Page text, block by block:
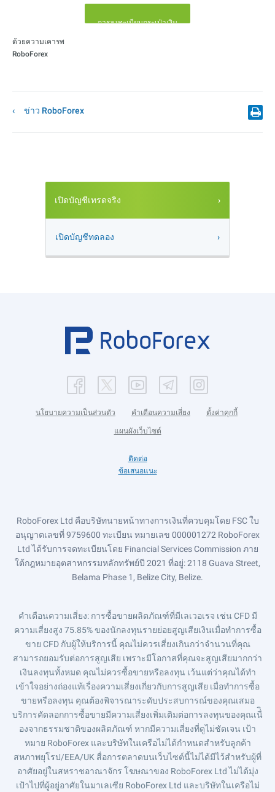
การลงทะเบียนกระเป๋าเงิน
ด้วยความเคารพ
RoboForex
ข่าว RoboForex
เปิดบัญชีเทรดจริง
เปิดบัญชีทดลอง
นโยบายความเป็นส่วนตัว คำเตือนความเสี่ยง ตั้งค่าคุกกี้
แผนผังเว็บไซต์
ติดต่อ
ข้อเสนอแนะ
RoboForex Ltd คือบริษัทนายหน้าทางการเงินที่ควบคุมโดย FSC ใบ
อนุญาตเลขที่ 9759600 ทะเบียน หมายเลข 000001272 RoboForex
Ltd ได้รับการจดทะเบียนโดย Financial Services Commission ภาย
ใต้กฎหมายอุตสาหกรรมหลักทรัพย์ปี 2021 ที่อยู่: 2118 Guava Street,
Belama Phase 1, Belize City, Belize.
คำเตือนความเสี่ยง: การซื้อขายผลิตภัณฑ์ที่มีเลเวอเรจ เช่น CFD มี
ความเสี่ยงสูง 75.85% ของนักลงทุนรายย่อยสูญเสียเงินเมื่อทำการซื้อ
ขาย CFD กับผู้ให้บริการนี้ คุณไม่ควรเสี่ยงเกินกว่าจำนวนที่คุณ
สามารถยอมรับต่อการสูญเสีย เพราะมีโอกาสที่คุณจะสูญเสียมากกว่า
เงินลงทุนทั้งหมด คุณไม่ควรซื้อขายหรือลงทุน เว้นแต่ว่าคุณได้ทำ
เข้าใจอย่างถ่องแท้เรื่องความเสี่ยงเกี่ยวกับการสูญเสีย เมื่อทำการซื้อ
ขายหรือลงทุน คุณต้องพิจารณาระดับประสบการณ์ของคุณเสมอ
บริการคัดลอกการซื้อขายมีความเสี่ยงเพิ่มเติมต่อการลงทุนของคุณเนื่ิ
องจากธรรมชาติของผลิตภัณฑ์ หากมีความเสี่ยงที่ดูไม่ชัดเจน เป้า
หมาย RoboForex และบริษัทในเครือไม่ได้กำหนดสำหรับลูกค้า
สหภาพยุโรป/EEA/UK สื่อการตลาดบนเว็บไซต์นี้ไม่ได้มีไว้สำหรับผู้ที่
อาศัยอยู่ในสหราชอาณาจักร โฆษณาของ RoboForex Ltd ไม่ได้มุ่ง
เป้าไปที่ผู้อยู่อาศัยในมาเลเซีย RoboForex Ltd และบริษัทในเครือไม่